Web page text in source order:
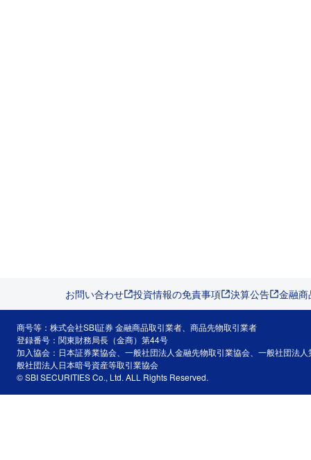
お問い合わせ 投資情報の免責事項 決算公告 金融
商号等：株式会社SBI証券 金融商品取引業者、商品先物取引業者
登録番号：関東財務局長（金商）第44号
加入協会：日本証券業協会、一般社団法人金融先物取引業協会、一般社団法
般社団法人日本暗号資産等取引業協会
© SBI SECURITIES Co., Ltd. ALL Rights Reserved.